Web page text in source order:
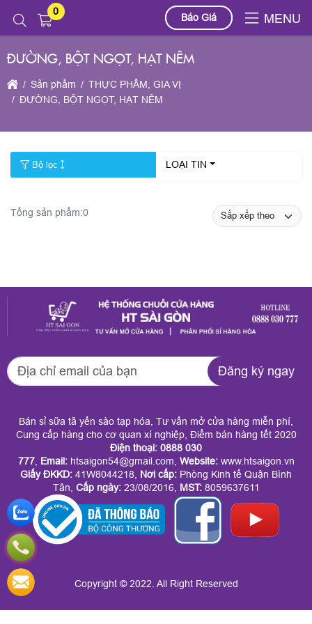
0
Báo Giá MENU
ĐƯỜNG, BỘT NGỌT, HẠT NÊM
Sản phẩm
THỰC PHẨM, GIA VỊ
ĐƯỜNG, BỘT NGỌT, HẠT NÊM
Bộ lọc LOẠI TIN
Tổng sản phẩm:0
Đăng ký ngay
Bán sỉ sữa tã yến sào tạp hóa, Tư vấn mở cửa hàng miễn phí,
Cung cấp hàng cho cơ quan xí nghiệp, Điểm bán hàng tết 2020
Điện thoại: 0888 030
777, Email:htsaigon54@gmail.com, Website:www.htsaigon.vn
Giấy ĐKKD: 41W8044218, Nơi cấp: Phòng Kinh tế Quận Bình
Tân, Cấp ngày:23/08/2016, MST:8059637611
Copyright © 2022. All Right Reserved